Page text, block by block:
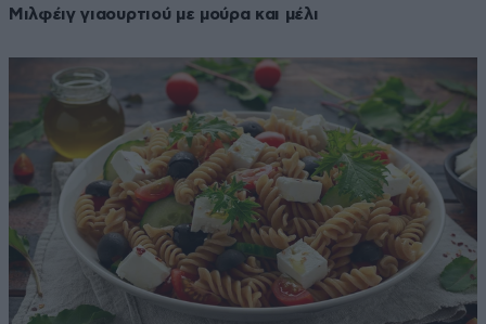
Μιλφέιγ γιαουρτιού με μούρα και μέλι